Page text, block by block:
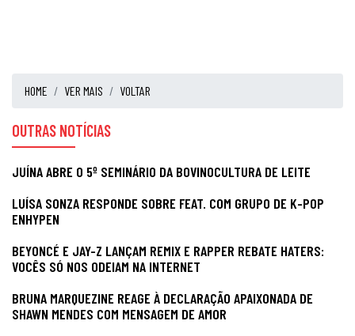
HOME VER MAIS VOLTAR
OUTRAS NOTÍCIAS
JUÍNA ABRE O 5º SEMINÁRIO DA BOVINOCULTURA DE LEITE
LUÍSA SONZA RESPONDE SOBRE FEAT. COM GRUPO DE K-POP
ENHYPEN
BEYONCÉ E JAY-Z LANÇAM REMIX E RAPPER REBATE HATERS:
VOCÊS SÓ NOS ODEIAM NA INTERNET
BRUNA MARQUEZINE REAGE À DECLARAÇÃO APAIXONADA DE
SHAWN MENDES COM MENSAGEM DE AMOR